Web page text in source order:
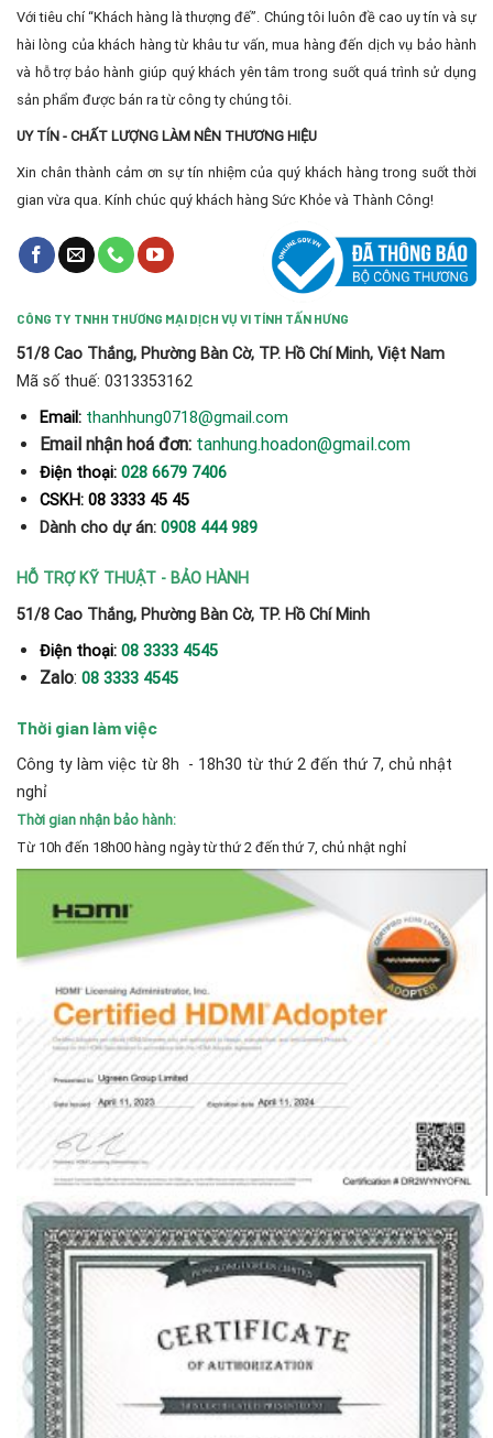
Với tiêu chí “Khách hàng là thượng đế”. Chúng tôi luôn đề cao uy tín và sự
hài lòng của khách hàng từ khâu tư vấn, mua hàng đến dịch vụ bảo hành
và hỗ trợ bảo hành giúp quý khách yên tâm trong suốt quá trình sử dụng
sản phẩm được bán ra từ công ty chúng tôi.
UY TÍN - CHẤT LƯỢNG LÀM NÊN THƯƠNG HIỆU
Xin chân thành cảm ơn sự tín nhiệm của quý khách hàng trong suốt thời
gian vừa qua. Kính chúc quý khách hàng Sức Khỏe và Thành Công!
CÔNG TY TNHH THƯƠNG MẠI DỊCH VỤ VI TÍNH TẤN HƯNG
51/8 Cao Thắng, Phường Bàn Cờ, TP. Hồ Chí Minh, Việt Nam
Mã số thuế: 0313353162
Email: thanhhung0718@gmail.com
Email nhận hoá đơn: tanhung.hoadon@gmail.com
Điện thoại: 028 6679 7406
CSKH: 08 3333 45 45
Dành cho dự án: 0908 444 989
HỖ TRỢ KỸ THUẬT - BẢO HÀNH
51/8 Cao Thắng, Phường Bàn Cờ, TP. Hồ Chí Minh
Điện thoại: 08 3333 4545
Zalo: 08 3333 4545
Thời gian làm việc
Công ty làm việc từ 8h - 18h30 từ thứ 2 đến thứ 7, chủ nhật
nghỉ
Thời gian nhận bảo hành:
Từ 10h đến 18h00 hàng ngày từ thứ 2 đến thứ 7, chủ nhật nghỉ